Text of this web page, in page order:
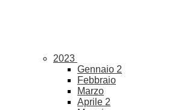
2023
Gennaio 2
Febbraio
Marzo
Aprile 2